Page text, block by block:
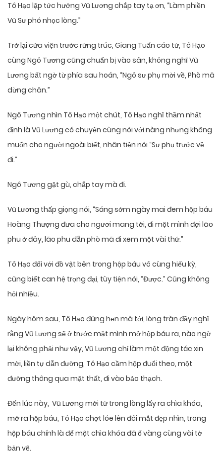
Tô Hạo lập tức hướng Vũ Lương chắp tay tạ ơn, “Làm phiền
Vũ Sư phó nhọc lòng.”
Trở lại cửa viện trước rừng trúc, Giang Tuấn cáo từ, Tô Hạo
cùng Ngô Tương cũng chuẩn bị vào sân, không nghĩ Vũ
Lương bất ngờ từ phía sau hoán, “Ngô sư phụ mời về, Phò mã
dừng chân.”
Ngô Tương nhìn Tô Hạo một chút, Tô Hạo nghĩ thầm nhất
định là Vũ Lương có chuyện cùng nói với nàng nhưng không
muốn cho người ngoài biết, nhân tiện nói “Sư phụ trước về
đi.”
Ngô Tương gật gù, chắp tay mà đi.
Vũ Lương thấp giọng nói, “Sáng sớm ngày mai đem hộp báu
Hoàng Thượng đưa cho ngươi mang tới, đi một mình đợi lão
phu ở đây, lão phu dẫn phò mã đi xem một vài thứ.”
Tô Hạo đối với đồ vật bên trong hộp báu vô cùng hiếu kỳ,
cũng biết can hệ trọng đại, tùy tiện nói, “Được.” Cũng không
hỏi nhiều.
Ngày hôm sau, Tô Hạo đúng hẹn mà tới, lòng tràn đầy nghĩ
rằng Vũ Lương sẽ ở trước mặt mình mở hộp báu ra, nào ngờ
lại không phải như vậy, Vũ Lương chỉ làm một động tác xin
mời, liền tự dẫn đường, Tô Hạo cầm hộp đuổi theo, một
đường thông qua mật thất, đi vào bảo thạch.
Đến lúc này, Vũ Lương mới từ trong lòng lấy ra chìa khóa,
mở ra hộp báu, Tô Hạo chợt lóe lên đôi mắt đẹp nhìn, trong
hộp báu chính là để một chìa khóa đã ố vàng cùng vài tờ
bản vẽ.